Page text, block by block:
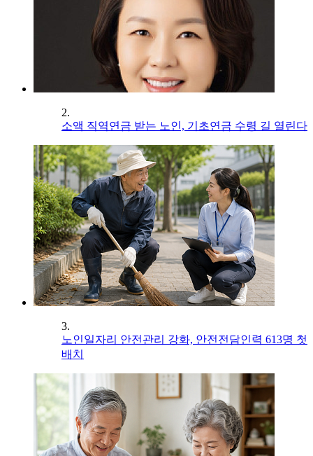
2.
소액 직역연금 받는 노인, 기초연금 수령 길 열린다
3.
노인일자리 안전관리 강화, 안전전담인력 613명 첫
배치